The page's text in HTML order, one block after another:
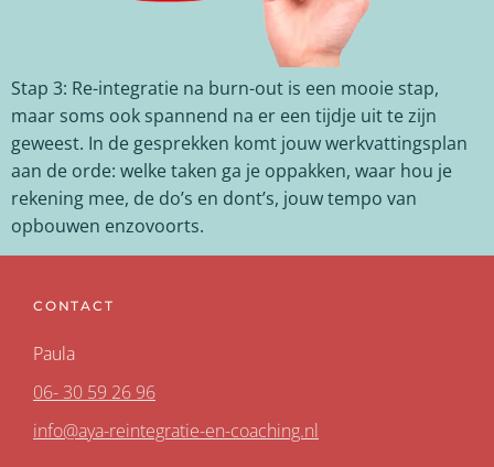
Stap 3: Re-integratie na burn-out is een mooie stap,
maar soms ook spannend na er een tijdje uit te zijn
geweest. In de gesprekken komt jouw werkvattingsplan
aan de orde: welke taken ga je oppakken, waar hou je
rekening mee, de do’s en dont’s, jouw tempo van
opbouwen enzovoorts.
CONTACT
Paula
06- 30 59 26 96
info@aya-reintegratie-en-coaching.nl